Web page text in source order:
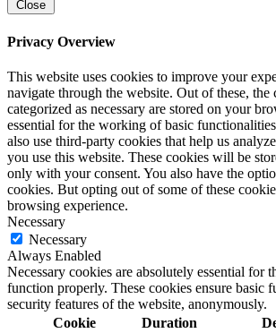
Close
Privacy Overview
This website uses cookies to improve your
navigate through the website. Out of these, the
categorized as necessary are stored on your
essential for the working of basic
also use third-party cookies that help us
you use this website. These cookies will be
only with your consent. You also have the
cookies. But opting out of some of these
browsing experience.
Necessary
Necessary
Always Enabled
Necessary cookies are absolutely essential for
function properly. These cookies ensure basic
security features of the website, anonymously.
Cookie
Duration